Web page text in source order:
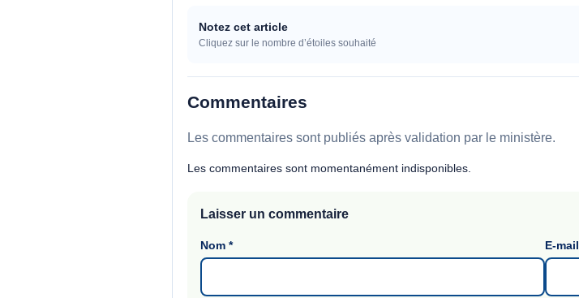
Notez cet article
Cliquez sur le nombre d’étoiles souhaité
Commentaires
Les commentaires sont publiés après validation par le ministère.
Les commentaires sont momentanément indisponibles.
Laisser un commentaire
Nom* E-mail